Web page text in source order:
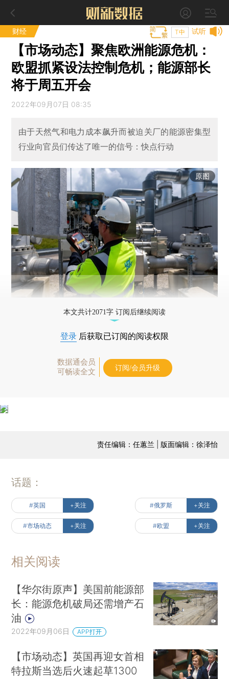
财经 试听
T中
【市场动态】聚焦欧洲能源危机：
欧盟抓紧设法控制危机；能源部长
将于周五开会
2022年09月07日 08:35
由于天然气和电力成本飙升而被迫关厂的能源密集型
行业向官员们传达了唯一的信号：快点行动
原图
本文共计2071字 订阅后继续阅读
登录 后获取已订阅的阅读权限
数据通会员
可畅读全文
订阅/会员升级
责任编辑：任蕙兰 | 版面编辑：徐泽怡
话题：
#英国 +关注 #俄罗斯 +关注
#市场动态 +关注 #欧盟 +关注
相关阅读
【华尔街原声】美国前能源部
长：能源危机破局还需增产石
油
2022年09月06日 APP打开
【市场动态】英国再迎女首相
特拉斯当选后火速起草1300